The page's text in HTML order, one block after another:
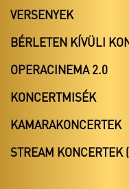
VERSENYEK
BÉRLETEN KÍVÜLI
OPERACINEMA 2.0
KONCERTMISÉK
KAMARAKONCERTEK
STREAM KONCERTEK